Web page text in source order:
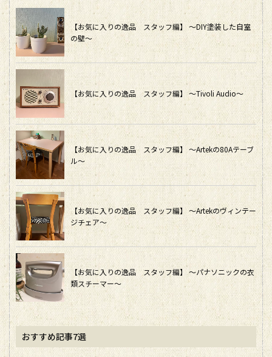
【お気に入りの逸品 スタッフ編】 ～DIY塗装した自室
の壁～
【お気に入りの逸品 スタッフ編】 ～Tivoli Audio～
【お気に入りの逸品 スタッフ編】 ～Artekの80Aテーブ
ル～
【お気に入りの逸品 スタッフ編】 ～Artekのヴィンテー
ジチェア～
【お気に入りの逸品 スタッフ編】 ～パナソニックの衣
類スチーマー～
おすすめ記事7選